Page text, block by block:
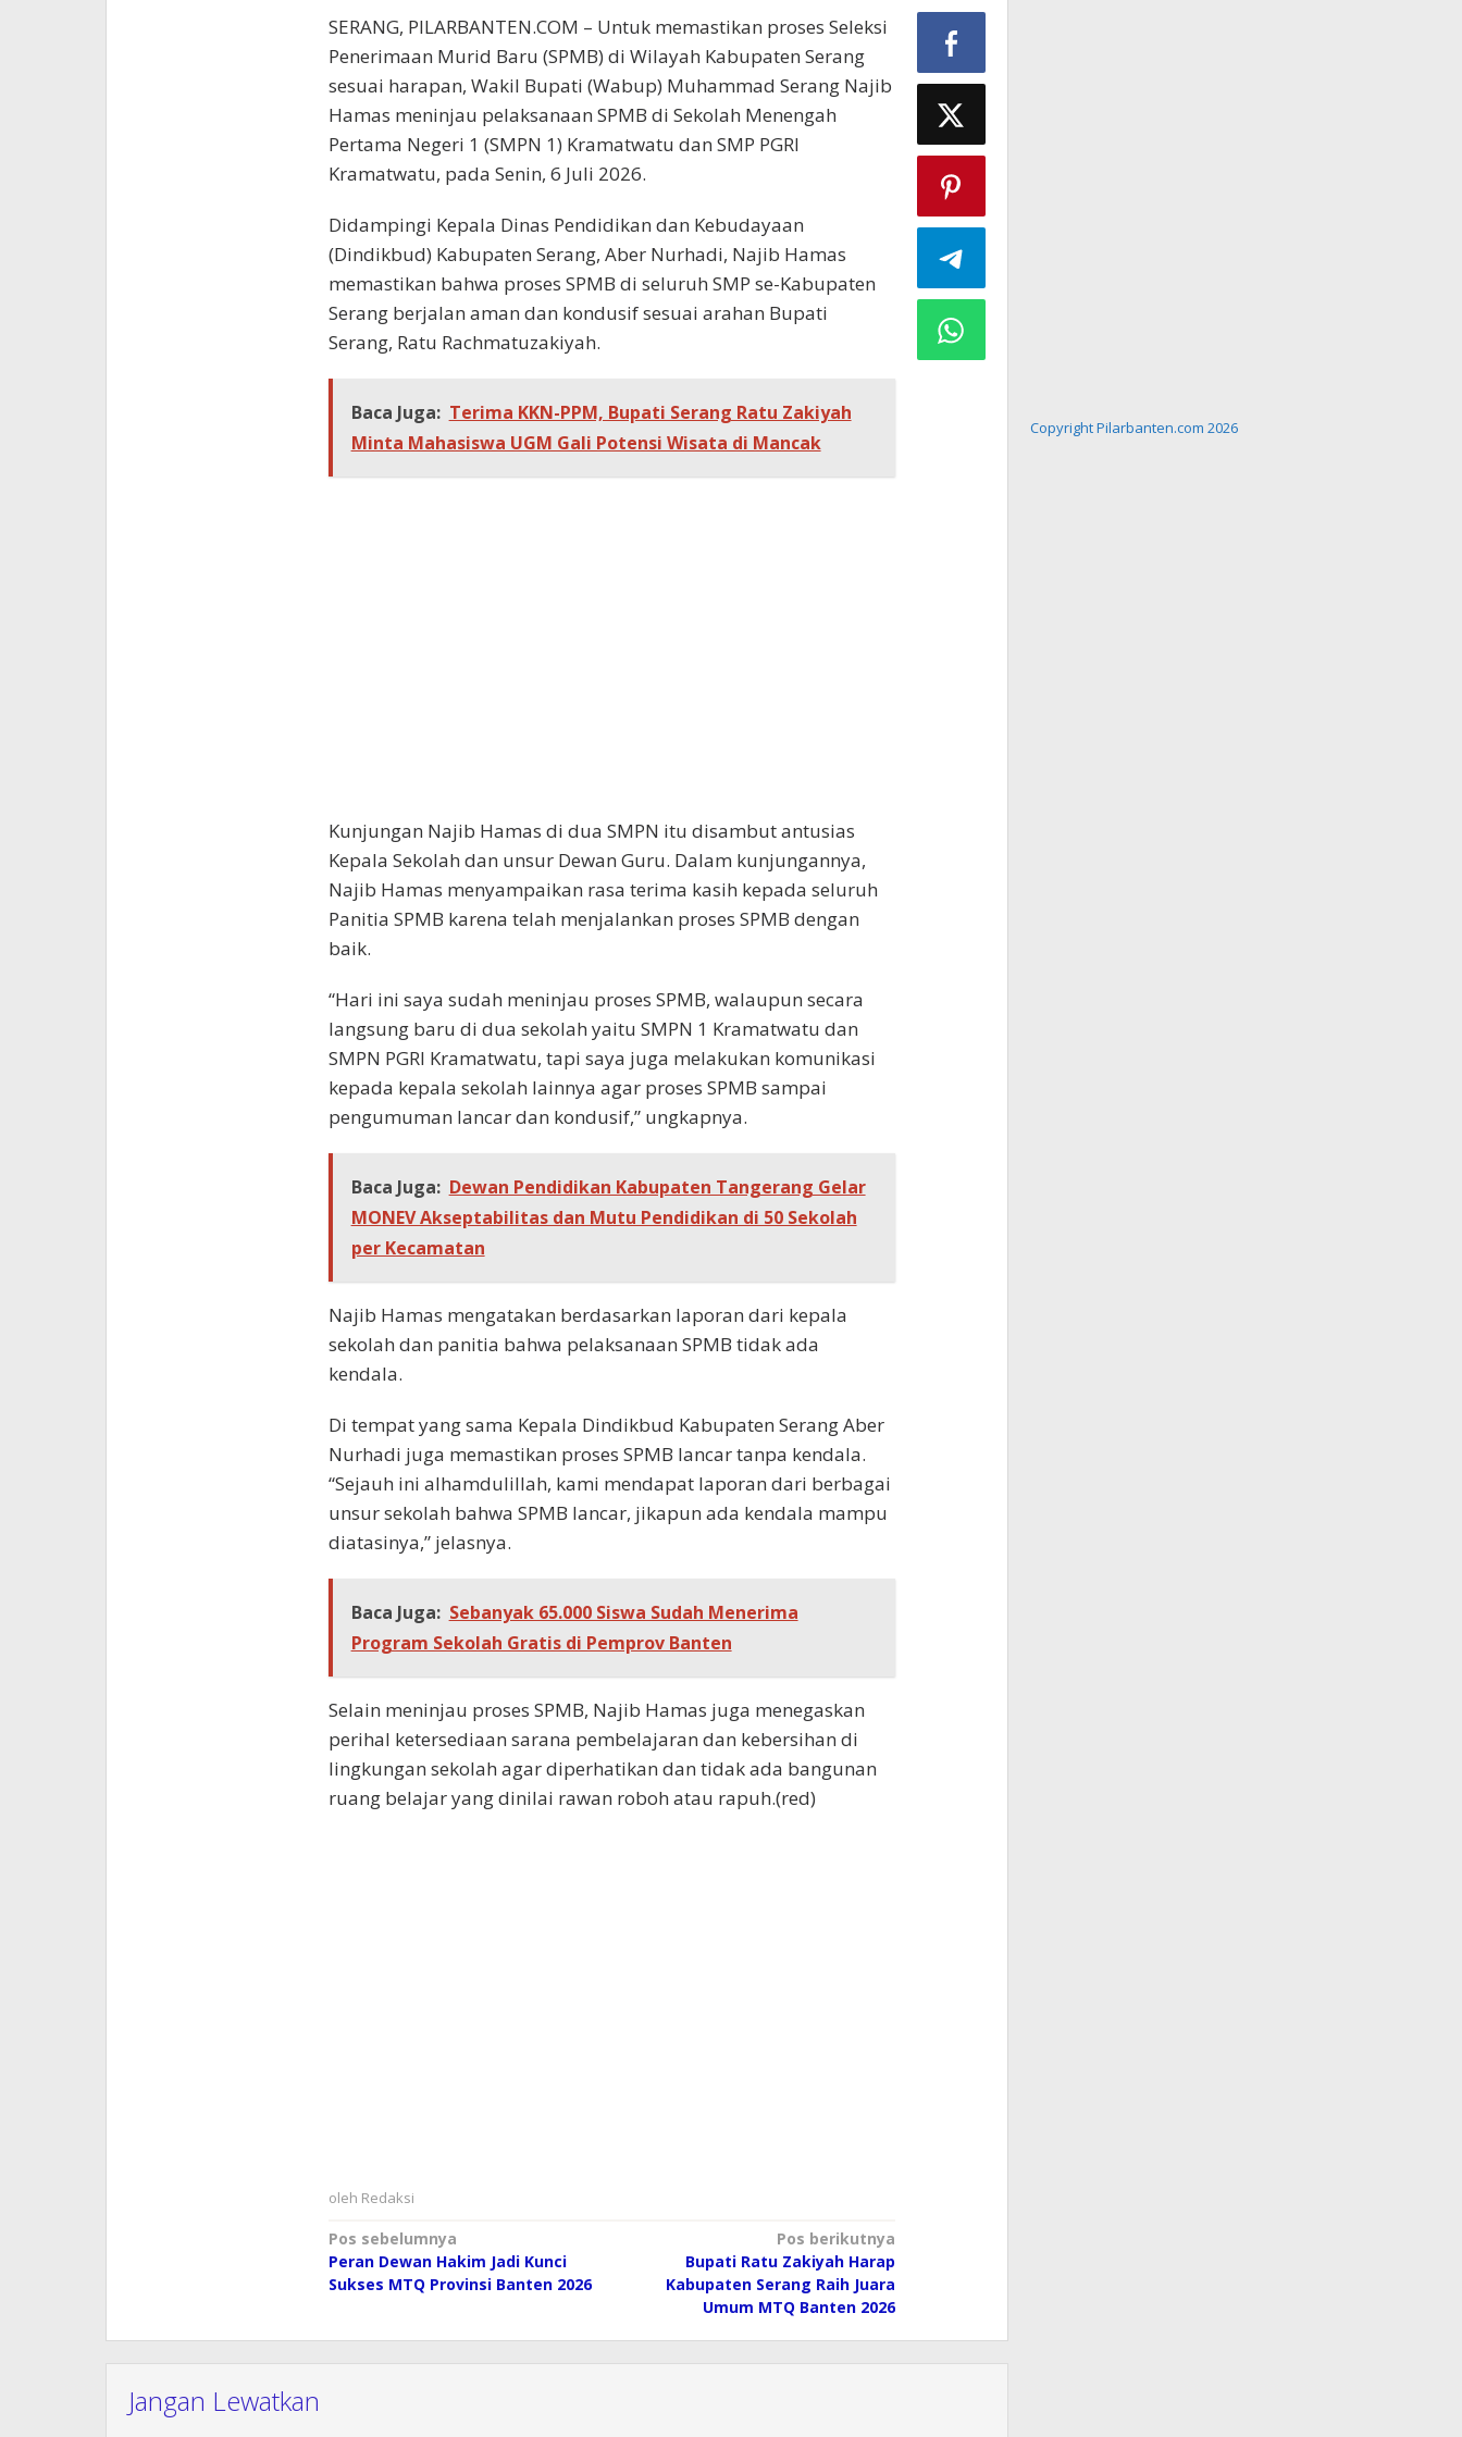
SERANG, PILARBANTEN.COM – Untuk memastikan proses Seleksi
Penerimaan Murid Baru (SPMB) di Wilayah Kabupaten Serang
sesuai harapan, Wakil Bupati (Wabup) Muhammad Serang Najib
Hamas meninjau pelaksanaan SPMB di Sekolah Menengah
Pertama Negeri 1 (SMPN 1) Kramatwatu dan SMP PGRI
Kramatwatu, pada Senin, 6 Juli 2026.
Didampingi Kepala Dinas Pendidikan dan Kebudayaan
(Dindikbud) Kabupaten Serang, Aber Nurhadi, Najib Hamas
memastikan bahwa proses SPMB di seluruh SMP se-Kabupaten
Serang berjalan aman dan kondusif sesuai arahan Bupati
Serang, Ratu Rachmatuzakiyah.
Baca Juga: Terima KKN-PPM, Bupati Serang Ratu Zakiyah
Minta Mahasiswa UGM Gali Potensi Wisata di Mancak
Kunjungan Najib Hamas di dua SMPN itu disambut antusias
Kepala Sekolah dan unsur Dewan Guru. Dalam kunjungannya,
Najib Hamas menyampaikan rasa terima kasih kepada seluruh
Panitia SPMB karena telah menjalankan proses SPMB dengan
baik.
“Hari ini saya sudah meninjau proses SPMB, walaupun secara
langsung baru di dua sekolah yaitu SMPN 1 Kramatwatu dan
SMPN PGRI Kramatwatu, tapi saya juga melakukan komunikasi
kepada kepala sekolah lainnya agar proses SPMB sampai
pengumuman lancar dan kondusif,” ungkapnya.
Baca Juga: Dewan Pendidikan Kabupaten Tangerang Gelar
MONEV Akseptabilitas dan Mutu Pendidikan di 50 Sekolah
per Kecamatan
Najib Hamas mengatakan berdasarkan laporan dari kepala
sekolah dan panitia bahwa pelaksanaan SPMB tidak ada
kendala.
Di tempat yang sama Kepala Dindikbud Kabupaten Serang Aber
Nurhadi juga memastikan proses SPMB lancar tanpa kendala.
“Sejauh ini alhamdulillah, kami mendapat laporan dari berbagai
unsur sekolah bahwa SPMB lancar, jikapun ada kendala mampu
diatasinya,” jelasnya.
Baca Juga: Sebanyak 65.000 Siswa Sudah Menerima
Program Sekolah Gratis di Pemprov Banten
Selain meninjau proses SPMB, Najib Hamas juga menegaskan
perihal ketersediaan sarana pembelajaran dan kebersihan di
lingkungan sekolah agar diperhatikan dan tidak ada bangunan
ruang belajar yang dinilai rawan roboh atau rapuh.(red)
oleh Redaksi
Navigasi
pos
Pos sebelumnya
Peran Dewan Hakim Jadi Kunci
Sukses MTQ Provinsi Banten 2026
Pos berikutnya
Bupati Ratu Zakiyah Harap
Kabupaten Serang Raih Juara
Umum MTQ Banten 2026
Jangan Lewatkan
Copyright Pilarbanten.com 2026